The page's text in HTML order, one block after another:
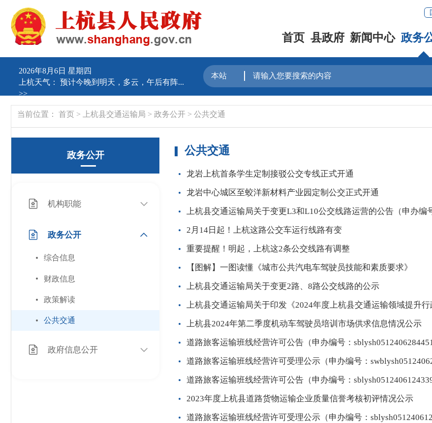
首页 县政府 新闻中心 政务
2026年8月6日 星期四
上杭天气： 预计今晚到明天，多云，午后有阵...
>>
当前位置： 首页> 上杭县交通运输局 > 政务公开 > 公共交通
政务公开
机构职能
政务公开
综合信息
财政信息
政策解读
公共交通
政府信息公开
公共交通
龙岩上杭首条学生定制接驳公交专线正式开通
龙岩中心城区至蛟洋新材料产业园定制公交正式开通
上杭县交通运输局关于变更L3和L10公交线路运营的公告（申办编
2月14日起！上杭这路公交车运行线路有变
重要提醒！明起，上杭这2条公交线路有调整
【图解】一图读懂《城市公共汽电车驾驶员技能和素质要求》
上杭县交通运输局关于变更2路、8路公交线路的公示
上杭县交通运输局关于印发《2024年度上杭县交通运输领域提升
上杭县2024年第二季度机动车驾驶员培训市场供求信息情况公示
道路旅客运输班线经营许可公告（申办编号：
道路旅客运输班线经营许可受理公示（申办编号：
道路旅客运输班线经营许可公告（申办编号：
2023年度上杭县道路货物运输企业质量信誉考核初评情况公示
道路旅客运输班线经营许可受理公示（申办编号：